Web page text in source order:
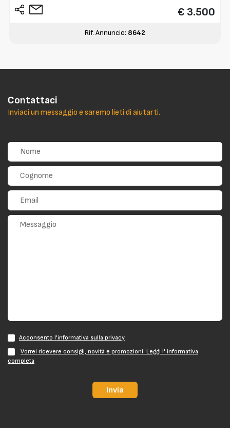
€ 3.500
Rif. Annuncio: 8642
Contattaci
Inviaci un messaggio e saremo lieti di aiutarti.
Acconsento l'informativa sulla privacy
Vorrei ricevere consigli, novità e promozioni. Leggi l' informativa
completa
Invia